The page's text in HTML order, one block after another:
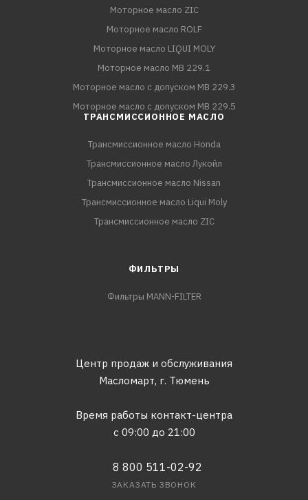
Моторное масло ZIC
Моторное масло ROLF
Моторное масло LIQUI MOLY
Моторное масло MB 229.1
Моторное масло с допуском MB 229.3
Моторное масло с допуском MB 229.5
ТРАНСМИССИОННОЕ МАСЛО
Трансмиссионное масло Honda
Трансмиссионное масло Лукойл
Трансмиссионное масло Nissan
Трансмиссионное масло Liqui Moly
Трансмиссионное масло ZIC
ФИЛЬТРЫ
Фильтры MANN-FILTER
Центр продаж и обслуживания
Масломарт, г. Тюмень
Время работы контакт-центра
с 09:00 до 21:00
8 800 511-02-92
ЗАКАЗАТЬ ЗВОНОК